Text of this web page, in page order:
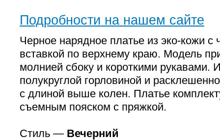
Подробности на нашем сайте
Черное нарядное платье из эко-кожи с
вставкой по верхнему краю. Модель
молнией сбоку и короткими рукавами.
полукруглой горловиной и
с длиной выше колен. Платье
съемным пояском с пряжкой.
Стиль — Вечерний